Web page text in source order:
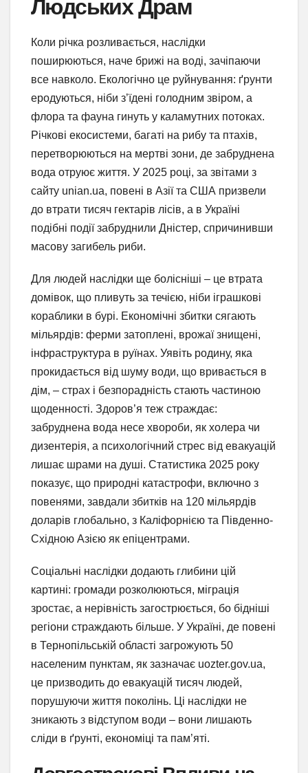
Людських Драм
Коли річка розливається, наслідки
поширюються, наче брижі на воді, зачіпаючи
все навколо. Екологічно це руйнування: ґрунти
еродуються, ніби з’їдені голодним звіром, а
флора та фауна гинуть у каламутних потоках.
Річкові екосистеми, багаті на рибу та птахів,
перетворюються на мертві зони, де забруднена
вода отруює життя. У 2025 році, за звітами з
сайту unian.ua, повені в Азії та США призвели
до втрати тисяч гектарів лісів, а в Україні
подібні події забруднили Дністер, спричинивши
масову загибель риби.
Для людей наслідки ще болісніші – це втрата
домівок, що пливуть за течією, ніби іграшкові
кораблики в бурі. Економічні збитки сягають
мільярдів: ферми затоплені, врожаї знищені,
інфраструктура в руїнах. Уявіть родину, яка
прокидається від шуму води, що вривається в
дім, – страх і безпорадність стають частиною
щоденності. Здоров’я теж страждає:
забруднена вода несе хвороби, як холера чи
дизентерія, а психологічний стрес від евакуацій
лишає шрами на душі. Статистика 2025 року
показує, що природні катастрофи, включно з
повенями, завдали збитків на 120 мільярдів
доларів глобально, з Каліфорнією та Південно-
Східною Азією як епіцентрами.
Соціальні наслідки додають глибини цій
картині: громади розколюються, міграція
зростає, а нерівність загострюється, бо бідніші
регіони страждають більше. У Україні, де повені
в Тернопільській області загрожують 50
населеним пунктам, як зазначає uozter.gov.ua,
це призводить до евакуацій тисяч людей,
порушуючи життя поколінь. Ці наслідки не
зникають з відступом води – вони лишають
сліди в ґрунті, економіці та пам’яті.